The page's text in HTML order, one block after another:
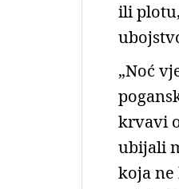
ili
„Noć
krvavi
ubijali
koja ne